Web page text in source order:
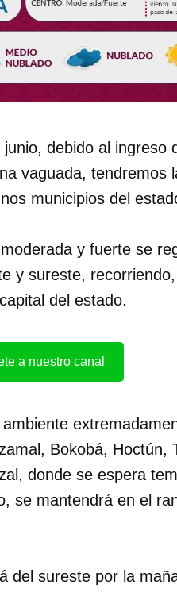
debido al ingreso
vaguada, tendremos
municipios del
y fuerte se
y sureste,
del estado.
a nuestro canal
Bokobá,
donde se espera
se mantendrá en el
del sureste por la